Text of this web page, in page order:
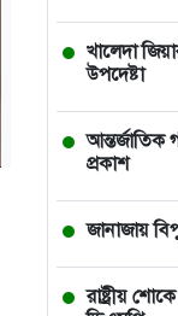
খালেদা
উপদেষ্টা
আন্তর্জাতিক
প্রকাশ
জানাজায়
রাষ্ট্রীয়